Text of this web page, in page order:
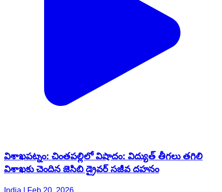
విశాఖపట్నం: చింతపల్లిలో విషాదం: విద్యుత్ తీగలు తగిలి
విశాఖ‌కు చెందిన జెసిబి డ్రైవర్ సజీవ దహనం
India | Feb 20, 2026